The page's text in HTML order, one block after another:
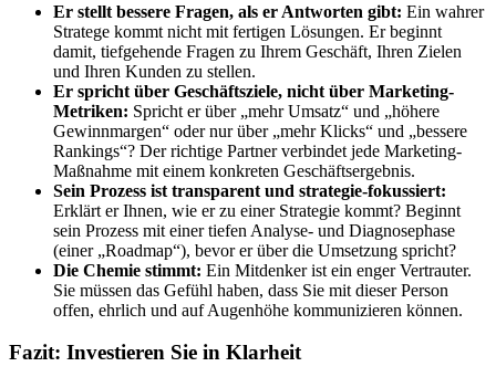
Er stellt bessere Fragen, als er Antworten gibt: Ein wahrer
Stratege kommt nicht mit fertigen Lösungen. Er beginnt
damit, tiefgehende Fragen zu Ihrem Geschäft, Ihren Zielen
und Ihren Kunden zu stellen.
Er spricht über Geschäftsziele, nicht über Marketing-
Metriken: Spricht er über „mehr Umsatz“ und „höhere
Gewinnmargen“ oder nur über „mehr Klicks“ und „bessere
Rankings“? Der richtige Partner verbindet jede Marketing-
Maßnahme mit einem konkreten Geschäftsergebnis.
Sein Prozess ist transparent und strategie-fokussiert:
Erklärt er Ihnen, wie er zu einer Strategie kommt? Beginnt
sein Prozess mit einer tiefen Analyse- und Diagnosephase
(einer „Roadmap“), bevor er über die Umsetzung spricht?
Die Chemie stimmt: Ein Mitdenker ist ein enger Vertrauter.
Sie müssen das Gefühl haben, dass Sie mit dieser Person
offen, ehrlich und auf Augenhöhe kommunizieren können.
Fazit: Investieren Sie in Klarheit